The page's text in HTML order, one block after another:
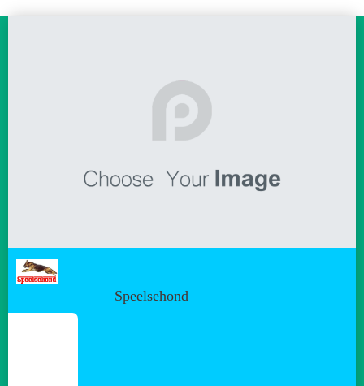
Speelsehond